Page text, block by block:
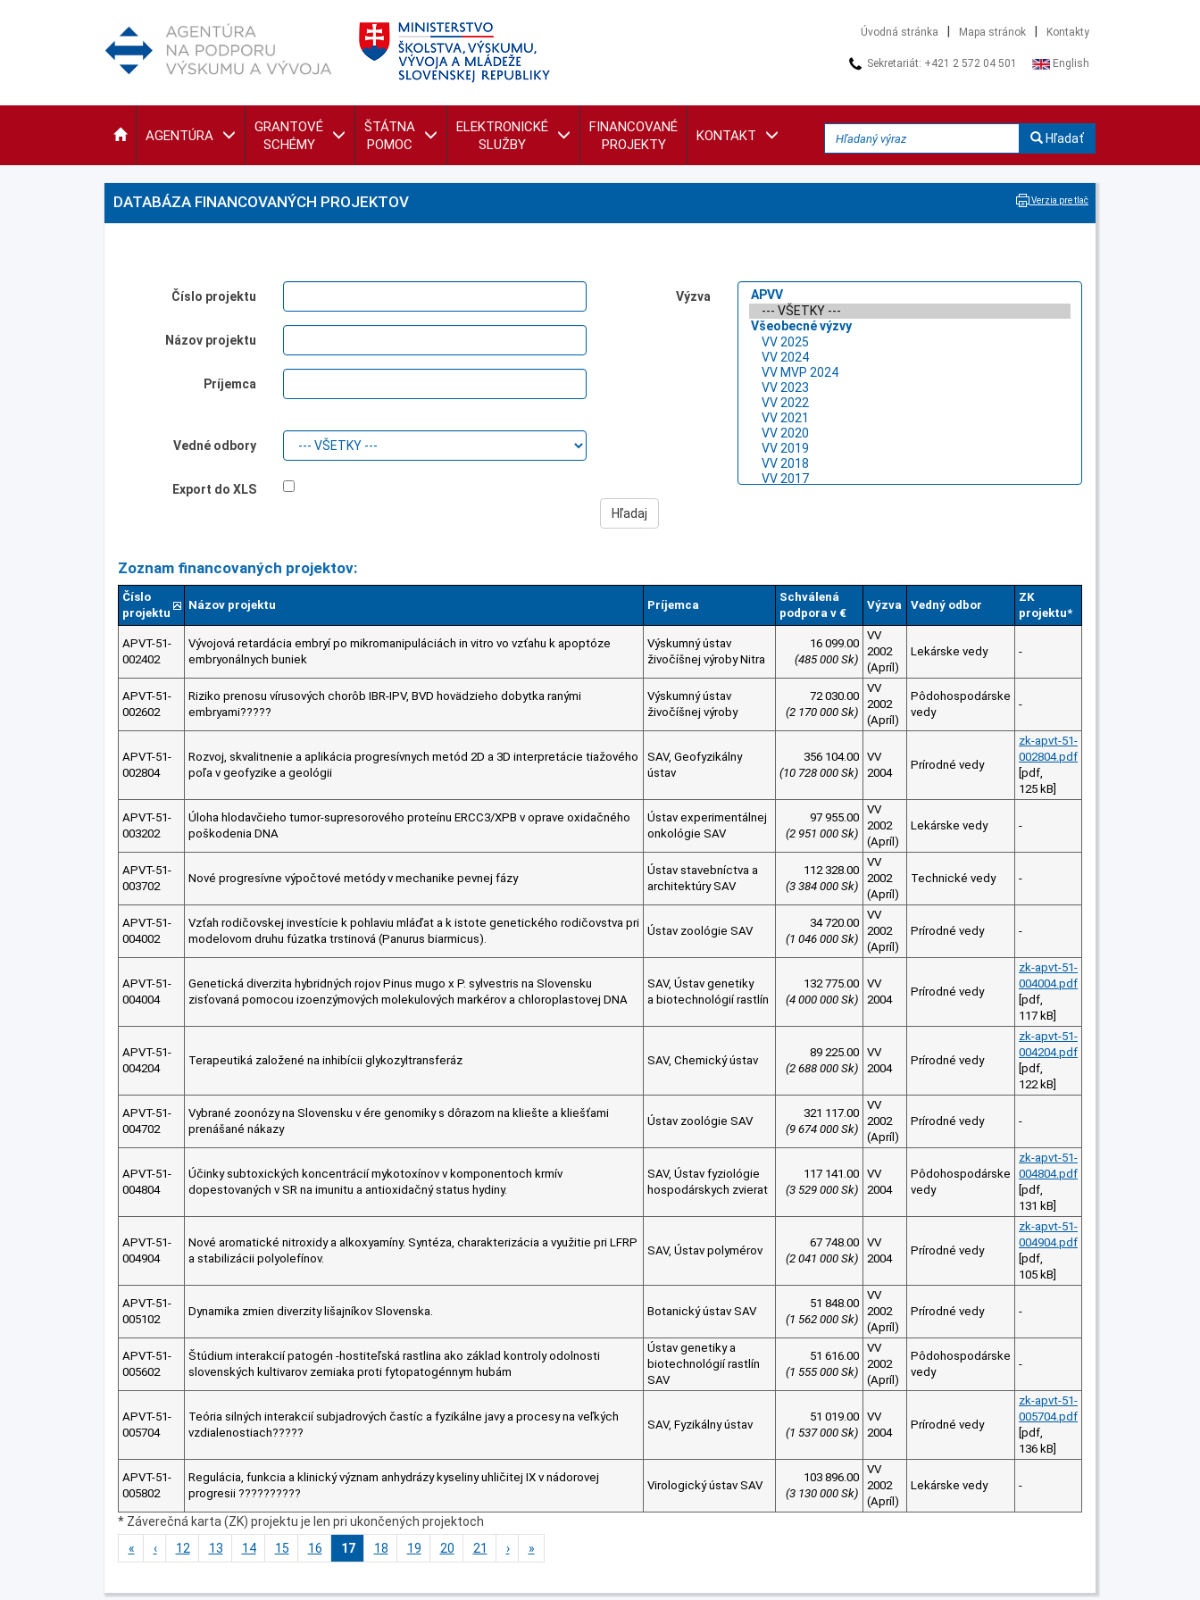
Úvodná stránka Mapa stránok Kontakty
Sekretariát: +421 2 572 04 501 English
AGENTÚRA
GRANTOVÉ
SCHÉMY
ŠTÁTNA
POMOC
ELEKTRONICKÉ
SLUŽBY
FINANCOVANÉ
PROJEKTY
KONTAKT Hľadať
DATABÁZA FINANCOVANÝCH PROJEKTOV Verzia pre tlač
Číslo projektu
Názov projektu
Príjemca
Vedné odbory
Export do XLS
Výzva
Zoznam financovaných projektov:
Číslo
projektu
Názov projektu Príjemca
Schválená
podpora v €
Výzva Vedný odbor
ZK
projektu*
APVT-51-
002402
Vývojová retardácia embryí po mikromanipuláciách in vitro vo vzťahu k apoptóze
embryonálnych buniek
Výskumný ústav
živočíšnej výroby Nitra
16 099.00
(485 000 Sk)
VV
2002
(Apríl)
Lekárske vedy -
APVT-51-
002602
Riziko prenosu vírusových chorôb IBR-IPV, BVD hovädzieho dobytka ranými
embryami?????
Výskumný ústav
živočíšnej výroby
72 030.00
(2 170 000 Sk)
VV
2002
(Apríl)
Pôdohospodárske
vedy
-
APVT-51-
002804
Rozvoj, skvalitnenie a aplikácia progresívnych metód 2D a 3D interpretácie tiažového
poľa v geofyzike a geológii
SAV, Geofyzikálny
ústav
356 104.00
(10 728 000 Sk)
VV
2004
Prírodné vedy
zk-apvt-51-
002804.pdf
[pdf,
125 kB]
APVT-51-
003202
Úloha hlodavčieho tumor-supresorového proteínu ERCC3/XPB v oprave oxidačného
poškodenia DNA
Ústav experimentálnej
onkológie SAV
97 955.00
(2 951 000 Sk)
VV
2002
(Apríl)
Lekárske vedy -
APVT-51-
003702
Nové progresívne výpočtové metódy v mechanike pevnej fázy
Ústav stavebníctva a
architektúry SAV
112 328.00
(3 384 000 Sk)
VV
2002
(Apríl)
Technické vedy -
APVT-51-
004002
Vzťah rodičovskej investície k pohlaviu mláďat a k istote genetického rodičovstva pri
modelovom druhu fúzatka trstinová (Panurus biarmicus).
Ústav zoológie SAV
34 720.00
(1 046 000 Sk)
VV
2002
(Apríl)
Prírodné vedy -
APVT-51-
004004
Genetická diverzita hybridných rojov Pinus mugo x P. sylvestris na Slovensku
zisťovaná pomocou izoenzýmových molekulových markérov a chloroplastovej DNA
SAV, Ústav genetiky
a biotechnológií rastlín
132 775.00
(4 000 000 Sk)
VV
2004
Prírodné vedy
zk-apvt-51-
004004.pdf
[pdf,
117 kB]
APVT-51-
004204
Terapeutiká založené na inhibícii glykozyltransferáz SAV, Chemický ústav
89 225.00
(2 688 000 Sk)
VV
2004
Prírodné vedy
zk-apvt-51-
004204.pdf
[pdf,
122 kB]
APVT-51-
004702
Vybrané zoonózy na Slovensku v ére genomiky s dôrazom na kliešte a kliešťami
prenášané nákazy
Ústav zoológie SAV
321 117.00
(9 674 000 Sk)
VV
2002
(Apríl)
Prírodné vedy -
APVT-51-
004804
Účinky subtoxických koncentrácií mykotoxínov v komponentoch krmív
dopestovaných v SR na imunitu a antioxidačný status hydiny.
SAV, Ústav fyziológie
hospodárskych zvierat
117 141.00
(3 529 000 Sk)
VV
2004
Pôdohospodárske
vedy
zk-apvt-51-
004804.pdf
[pdf,
131 kB]
APVT-51-
004904
Nové aromatické nitroxidy a alkoxyamíny. Syntéza, charakterizácia a využitie pri LFRP
a stabilizácii polyolefínov.
SAV, Ústav polymérov
67 748.00
(2 041 000 Sk)
VV
2004
Prírodné vedy
zk-apvt-51-
004904.pdf
[pdf,
105 kB]
APVT-51-
005102
Dynamika zmien diverzity lišajníkov Slovenska. Botanický ústav SAV
51 848.00
(1 562 000 Sk)
VV
2002
(Apríl)
Prírodné vedy -
APVT-51-
005602
Štúdium interakcií patogén -hostiteľská rastlina ako základ kontroly odolnosti
slovenských kultivarov zemiaka proti fytopatogénnym hubám
Ústav genetiky a
biotechnológií rastlín
SAV
51 616.00
(1 555 000 Sk)
VV
2002
(Apríl)
Pôdohospodárske
vedy
-
APVT-51-
005704
Teória silných interakcií subjadrových častíc a fyzikálne javy a procesy na veľkých
vzdialenostiach?????
SAV, Fyzikálny ústav
51 019.00
(1 537 000 Sk)
VV
2004
Prírodné vedy
zk-apvt-51-
005704.pdf
[pdf,
136 kB]
APVT-51-
005802
Regulácia, funkcia a klinický význam anhydrázy kyseliny uhličitej IX v nádorovej
progresii ??????????
Virologický ústav SAV
103 896.00
(3 130 000 Sk)
VV
2002
(Apríl)
Lekárske vedy -
* Záverečná karta (ZK) projektu je len pri ukončených projektoch
«
‹ 12 13 14 15 16 17 18 19 20 21 › »